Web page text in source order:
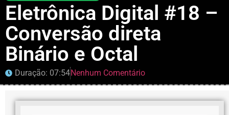
Eletrônica Digital #18 –
Conversão direta
Binário e Octal
Duração: 07:54Nenhum Comentário